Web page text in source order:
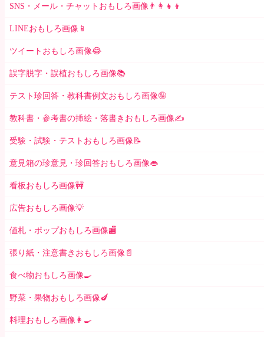
SNS・メール・チャットおもしろ画像👨‍👩‍👧‍👦
LINEおもしろ画像📱
ツイートおもしろ画像😂
誤字脱字・誤植おもしろ画像📚
テスト珍回答・教科書例文おもしろ画像🤪
教科書・参考書の挿絵・落書きおもしろ画像✍️
受験・試験・テストおもしろ画像📝
意見箱の珍意見・珍回答おもしろ画像👄
看板おもしろ画像🚧
広告おもしろ画像💡
値札・ポップおもしろ画像🏬
張り紙・注意書きおもしろ画像📄
食べ物おもしろ画像🍳
野菜・果物おもしろ画像🍆
料理おもしろ画像👩‍🍳